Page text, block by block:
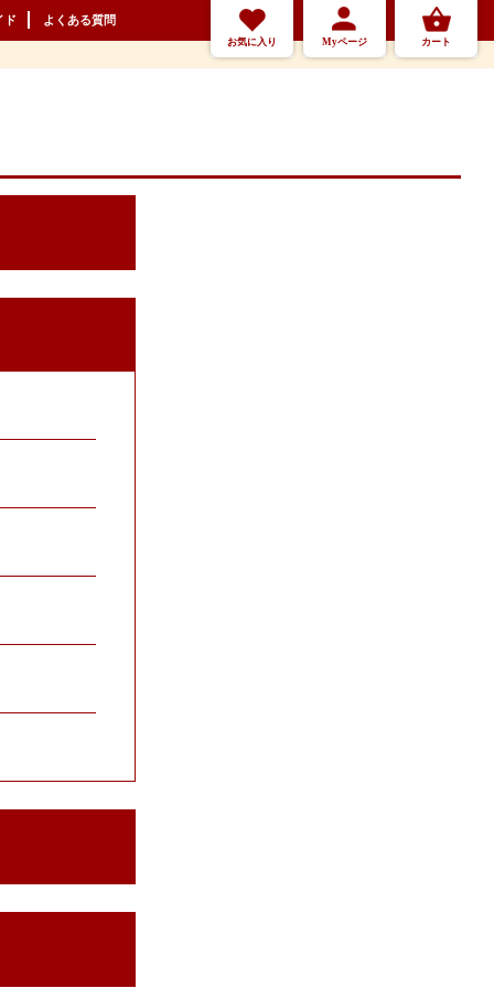
ド よくある質問
お気に入り Myページ カート